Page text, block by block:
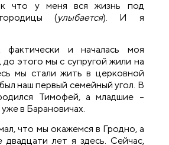
что у меня вся жизнь под
(улыбается). И я
фактически и началась моя
до этого мы с супругой жили на
мы стали жить в церковной
наш первый семейный угол. В
Тимофей, а младшие –
в Барановичах.
что мы окажемся в Гродно, а
лет я здесь. Сейчас,